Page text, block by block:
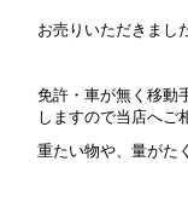
お売りいただきまし
免許・車が無く移動
しますので当店へご
重たい物や、量がた